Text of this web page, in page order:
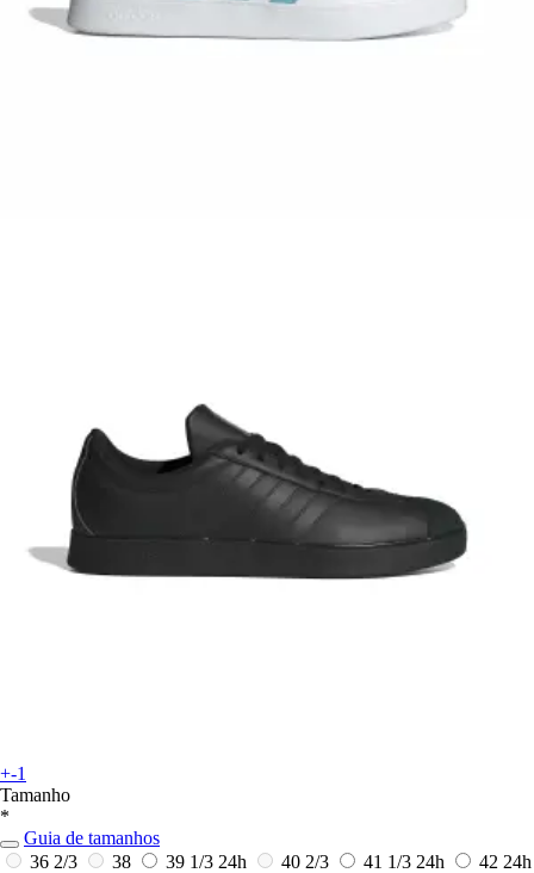
+-1
Tamanho
*
Guia de tamanhos
36 2/3
38 39 1/3 24h 40 2/3 41 1/3 24h 42 24h